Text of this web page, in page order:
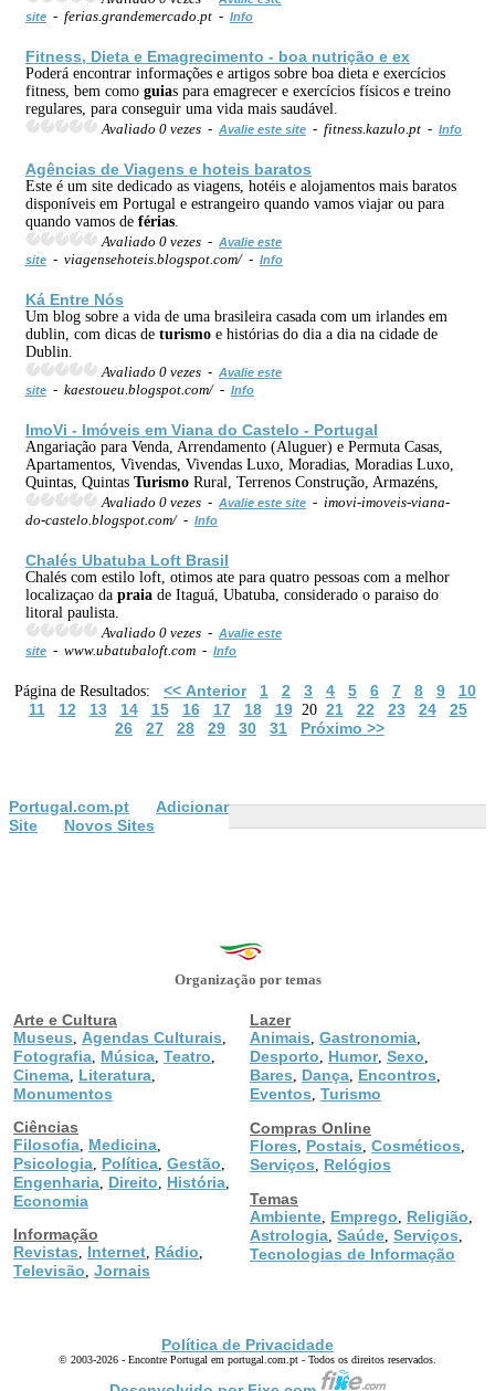
site - ferias.grandemercado.pt - Info
Fitness, Dieta e Emagrecimento - boa nutrição e ex
Poderá encontrar informações e artigos sobre boa dieta e exercícios
fitness, bem como guias para emagrecer e exercícios físicos e treino
regulares, para conseguir uma vida mais saudável.
Avaliado 0 vezes - Avalie este site - fitness.kazulo.pt - Info
Agências de Viagens e hoteis baratos
Este é um site dedicado as viagens, hotéis e alojamentos mais baratos
disponíveis em Portugal e estrangeiro quando vamos viajar ou para
quando vamos de férias
Avaliado 0 vezes - Avalie este
site - viagensehoteis.blogspot.com/ - Info
Ká Entre Nós
Um blog sobre a vida de uma brasileira casada com um irlandes em
dublin, com dicas de turismo e histórias do dia a dia na cidade de
Dublin.
Avaliado 0 vezes - Avalie este
site - kaestoueu.blogspot.com/ - Info
ImoVi - Imóveis em Viana do Castelo - Portugal
Angariação para Venda, Arrendamento (Aluguer) e Permuta Casas,
Apartamentos, Vivendas, Vivendas Luxo, Moradias, Moradias Luxo,
Quintas, Quintas Turismo Rural, Terrenos Construção, Armazéns,
Avaliado 0 vezes - Avalie este site - imovi-imoveis-viana-
do-castelo.blogspot.com/ - Info
Chalés Ubatuba Loft Brasil
Chalés com estilo loft, otimos ate para quatro pessoas com a melhor
localizaçao da praia de Itaguá, Ubatuba, considerado o paraiso do
litoral paulista.
Avaliado 0 vezes - Avalie este
site - www.ubatubaloft.com - Info
Página de Resultados: << Anterior 1 2 3 4 5 6 7 8 9
10
11
12 13 14 15 16 17 18 1920 21 22 23 24
25
26
27 28 29 30 31 Próximo >>
Portugal.com.pt
Adicionar
Site
Novos Sites
Organização por temas
Arte e Cultura
Museus
Agendas Culturais
Fotografia Música Teatro
Cinema Literatura
Monumentos
Ciências
Filosofia Medicina
Psicologia Política Gestão
Engenharia Direito História
Economia
Informação
Revistas
Internet Rádio
Televisão Jornais
Lazer
Animais Gastronomia
Desporto Humor, Sexo
Bares Dança Encontros
Eventos Turismo
Compras Online
Flores
Postais Cosméticos
Serviços
Relógios
Temas
Ambiente Emprego Religião
Astrologia Saúde Serviços
Tecnologias de Informação
Política de Privacidade
© 2003-2026 - Encontre Portugal em portugal.com.pt - Todos os direitos reservados.